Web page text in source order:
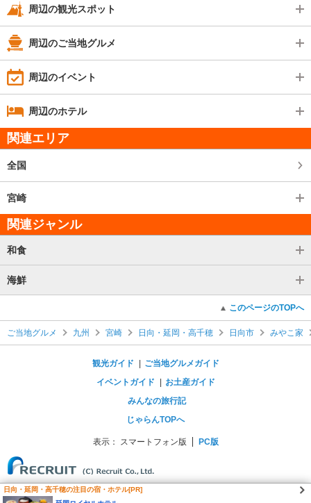
周辺の観光スポット
周辺のご当地グルメ
周辺のイベント
周辺のホテル
関連エリア
全国
宮崎
関連ジャンル
和食
海鮮
このページのTOPへ
ご当地グルメ 九州 宮崎 日向・延岡・高千穂 日向市 みやこ家
観光ガイド
ご当地グルメガイド
イベントガイド
お土産ガイド
みんなの旅行記
じゃらんTOPへ
表示： スマートフォン版 PC版
日向・延岡・高千穂の注目の宿・ホテル[PR]